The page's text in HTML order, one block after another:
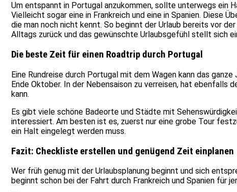
Um entspannt in Portugal anzukommen, sollte unterwegs ein
Vielleicht sogar eine in Frankreich und eine in Spanien. Diese
die man noch nicht kennt. So beginnt der Urlaub bereits vor
Alltags zurück und das gewünschte Urlaubsgefühl stellt sich
Die beste Zeit für einen Roadtrip durch Portugal
Eine Rundreise durch Portugal mit dem Wagen kann das
Ende Oktober. In der Nebensaison zu verreisen, hat ebenfalls
kann.
Es gibt viele schöne Badeorte und Städte mit
interessiert. Am besten ist es, zuerst nur eine grobe Tour
ein Halt eingelegt werden muss.
Fazit: Checkliste erstellen und genügend Zeit einplanen
Wer früh genug mit der Urlaubsplanung beginnt und sich
beginnt schon bei der Fahrt durch Frankreich und Spanien für